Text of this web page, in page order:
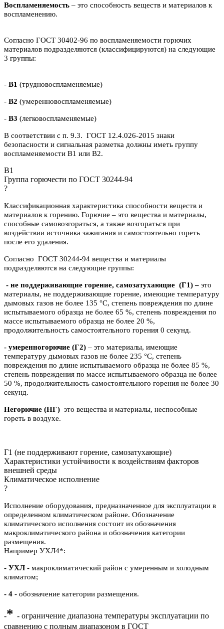
Воспламеняемость – это способность веществ и материалов к
воспламенению.
Согласно ГОСТ 30402-96 по воспламеняемости горючих
материалов подразделяются (классифицируются) на следующие
3 группы:
- В1 (трудновоспламеняемые)
- В2 (умеренновоспламеняемые)
- В3 (легковоспламеняемые)
В соответствии с п. 9.3. ГОСТ 12.4.026-2015 знаки
безопасности и сигнальная разметка должны иметь группу
воспламеняемости В1 или В2.
B1
Группа горючести по ГОСТ 30244-94
?
Классификационная характеристика способности веществ и
материалов к горению. Горючие – это вещества и материалы,
способные самовозгораться, а также возгораться при
воздействии источника зажигания и самостоятельно гореть
после его удаления.
Согласно ГОСТ 30244-94 вещества и материалы
подразделяются на следующие группы:
- не поддерживающие горение, самозатухающие (Г1) – это
материалы, не поддерживающие горение, имеющие температуру
дымовых газов не более 135 °C, степень повреждения по длине
испытываемого образца не более 65 %, степень повреждения по
массе испытываемого образца не более 20 %,
продолжительность самостоятельного горения 0 секунд.
- умеренногорючие (Г2) – это материалы, имеющие
температуру дымовых газов не более 235 °C, степень
повреждения по длине испытываемого образца не более 85 %,
степень повреждения по массе испытываемого образца не более
50 %, продолжительность самостоятельного горения не более 30
секунд.
Негорючие (НГ) это вещества и материалы, неспособные
гореть в воздухе.
Г1 (не поддерживают горение, самозатухающие)
Характеристики устойчивости к воздействиям факторов
внешней среды
Климатическое исполнение
?
Исполнение оборудования, предназначенное для эксплуатации в
определенном климатическом районе. Обозначение
климатического исполнения состоит из обозначения
макроклиматического района и обозначения категории
размещения.
Например УХЛ4*:
- УХЛ - макроклиматический район с умеренным и холодным
климатом;
- 4 - обозначение категории размещения.
-* - ограничение диапазона температуры эксплуатации по
сравнению с полным диапазоном в ГОСТ